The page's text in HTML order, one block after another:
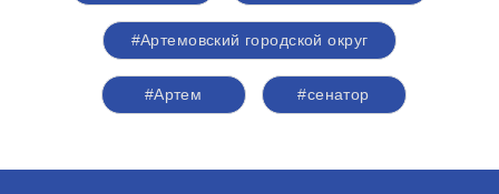
#Артемовский городской округ
#Артем #сенатор